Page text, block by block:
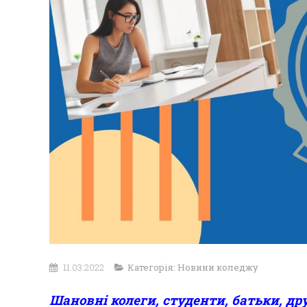
11.03.2022 Категорія: Новини коледжу
Шановні колеги, студенти, батьки,